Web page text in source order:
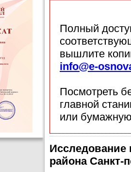
Полный
вышлите
info@e-
Посмотреть
главной
или
Исследование
района Санкт-